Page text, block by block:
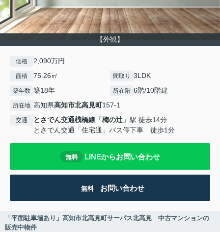
【外観】
価格 2,090万円
面積 75.26㎡ 間取り 3LDK
築年数 築18年 所在階 6階/10階建
所在地 高知県高知市北高見町157-1
交通 とさでん交通桟橋線 「梅の辻 」駅 徒歩14分
とさでん交通「住宅通」バス停下車 徒歩1分
無料 LINEからお問い合わせ
無料 お問い合わせ
「平面駐車場あり」高知市北高見町サーパス北高見 中古マンションの
販売中物件